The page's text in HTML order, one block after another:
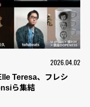
2026.04.02
Teresa、フレシ
ら集結